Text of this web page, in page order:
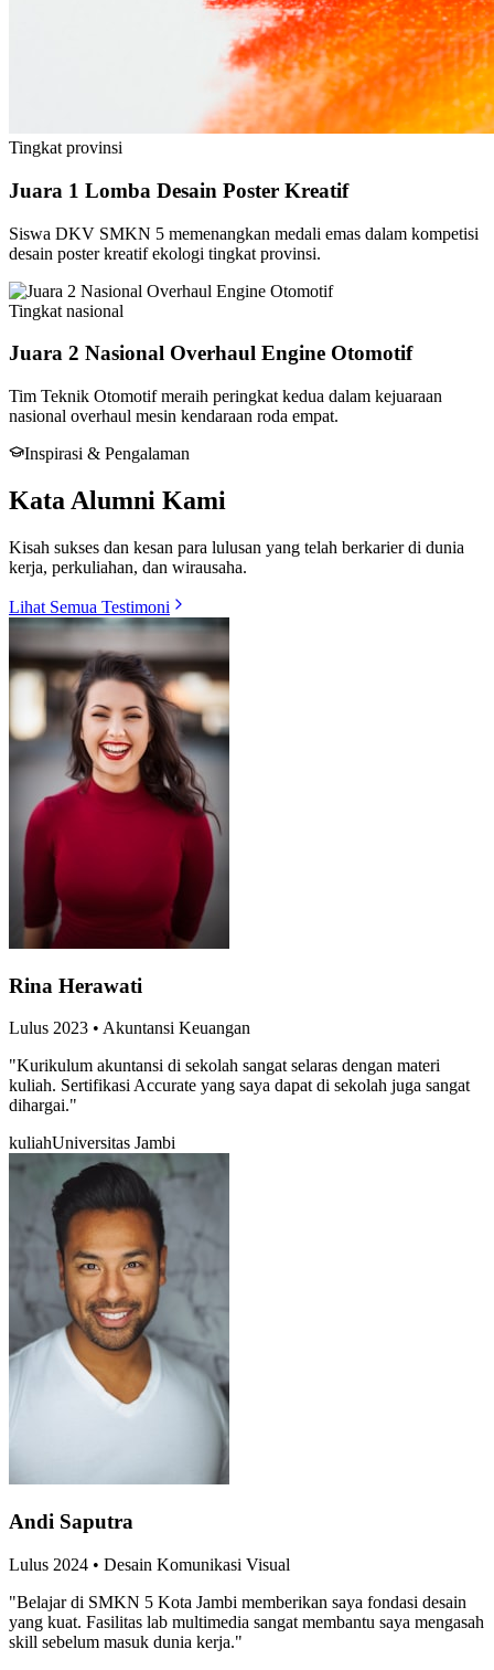
Tingkat provinsi
Juara 1 Lomba Desain Poster Kreatif
Siswa DKV SMKN 5 memenangkan medali emas dalam kompetisi
desain poster kreatif ekologi tingkat provinsi.
Tingkat nasional
Juara 2 Nasional Overhaul Engine Otomotif
Tim Teknik Otomotif meraih peringkat kedua dalam kejuaraan
nasional overhaul mesin kendaraan roda empat.
Inspirasi & Pengalaman
Kata Alumni Kami
Kisah sukses dan kesan para lulusan yang telah berkarier di dunia
kerja, perkuliahan, dan wirausaha.
Lihat Semua Testimoni
Rina Herawati
Lulus 2023 • Akuntansi Keuangan
"Kurikulum akuntansi di sekolah sangat selaras dengan materi
kuliah. Sertifikasi Accurate yang saya dapat di sekolah juga sangat
dihargai."
kuliahUniversitas Jambi
Andi Saputra
Lulus 2024 • Desain Komunikasi Visual
"Belajar di SMKN 5 Kota Jambi memberikan saya fondasi desain
yang kuat. Fasilitas lab multimedia sangat membantu saya mengasah
skill sebelum masuk dunia kerja."